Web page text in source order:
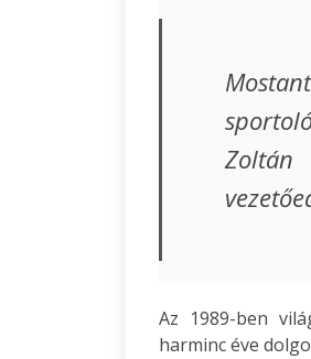
Az 1989-ben
harminc éve